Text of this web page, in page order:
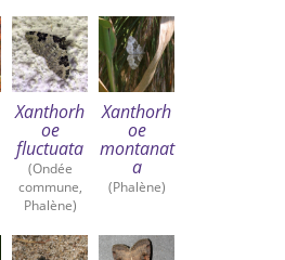
Xanthorh
oe
fluctuata
(Ondée
commune,
Phalène)
Xanthorh
oe
montanat
a
(Phalène)